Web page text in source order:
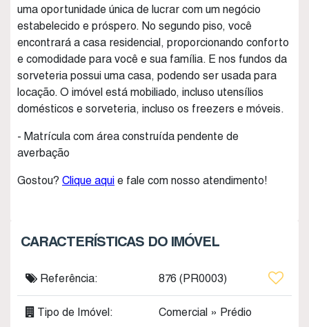
uma oportunidade única de lucrar com um negócio
estabelecido e próspero. No segundo piso, você
encontrará a casa residencial, proporcionando conforto
e comodidade para você e sua família. E nos fundos da
sorveteria possui uma casa, podendo ser usada para
locação. O imóvel está mobiliado, incluso utensílios
domésticos e sorveteria, incluso os freezers e móveis.
- Matrícula com área construída pendente de
averbação
Gostou? Clique aqui e fale com nosso atendimento!
CARACTERÍSTICAS DO IMÓVEL
Referência: 876 (PR0003)
Tipo de Imóvel: Comercial » Prédio